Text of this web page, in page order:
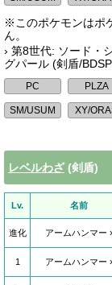
※このポケモンはポ
ん。
› 第8世代: ソード・
グパール (剣盾/
レベルわざ(剣盾)
Lv. 名前
進化 アームハンマー
1 アームハンマー